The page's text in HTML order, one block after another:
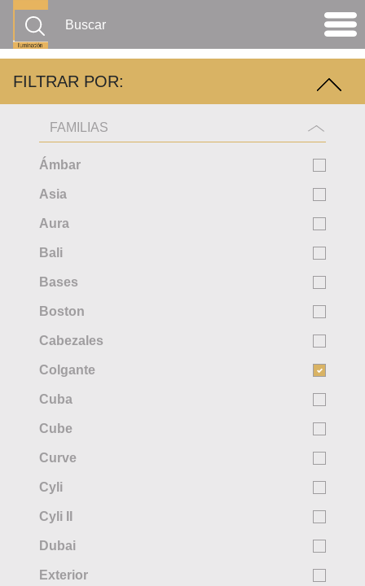
FILTRAR POR:
FAMILIAS
Ámbar
Asia
Aura
Bali
Bases
Boston
Cabezales
Colgante
Cuba
Cube
Curve
Cyli
Cyli II
Dubai
Exterior